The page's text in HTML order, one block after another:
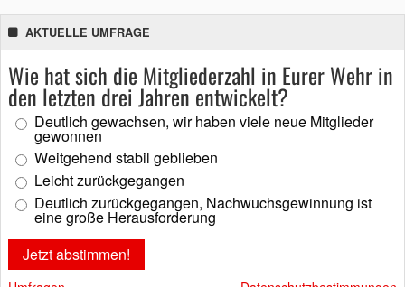
AKTUELLE UMFRAGE
Wie hat sich die Mitgliederzahl in Eurer Wehr in
den letzten drei Jahren entwickelt?
Deutlich gewachsen, wir haben viele neue Mitglieder
gewonnen
Weitgehend stabil geblieben
Leicht zurückgegangen
Deutlich zurückgegangen, Nachwuchsgewinnung ist
eine große Herausforderung